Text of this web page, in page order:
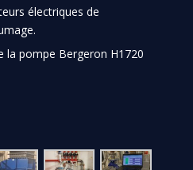
électriques de
la pompe Bergeron H1720